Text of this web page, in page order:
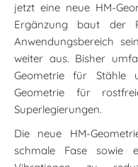
jetzt eine neue HM-
Ergänzung baut der
Anwendungsbereich
weiter aus. Bisher
Geometrie für Stähle
Geometrie für
Superlegierungen.
Die neue HM-
schmale Fase sowie